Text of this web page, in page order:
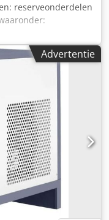
reserveonderdelen
RL met liftinrichting
Aanzuigklep 82
Hre Acqer Meerdere
€ 800 Stukprijs:
Advertentie